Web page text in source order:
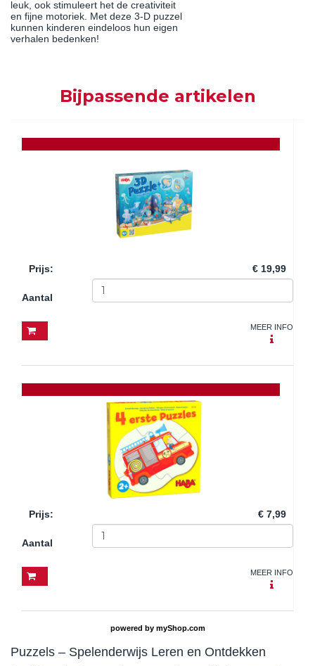
leuk, ook stimuleert het de creativiteit
en fijne motoriek. Met deze 3-D puzzel
kunnen kinderen eindeloos hun eigen
verhalen bedenken!
Bijpassende artikelen
Prijs: € 19,99
Aantal
MEER INFO
Prijs: € 7,99
Aantal
MEER INFO
powered by myShop.com
Puzzels – Spelenderwijs Leren en Ontdekken